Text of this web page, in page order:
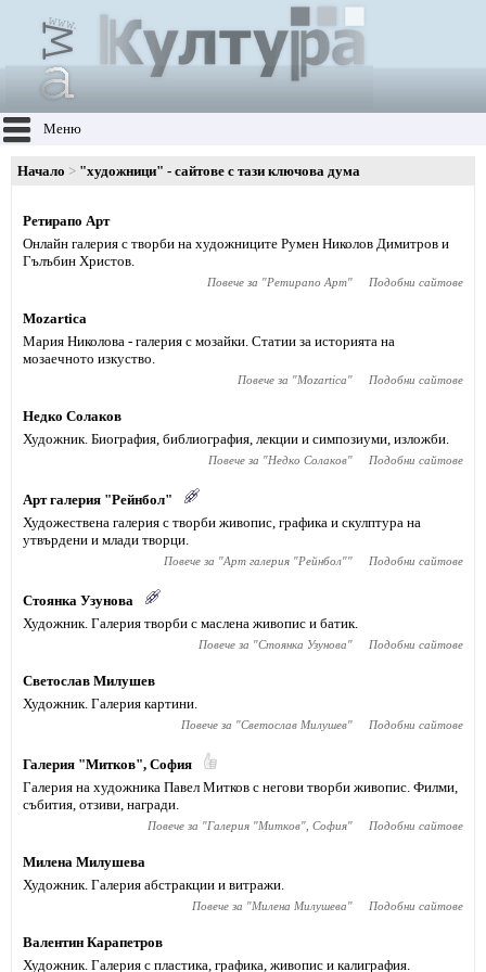
Меню
Начало "художници" - сайтове с тази ключова дума
Ретирапо Арт
Онлайн галерия с творби на художниците Румен Николов Димитров и
Гълъбин Христов.
Повече за "Ретирапо Арт" Подобни сайтове
Mozartica
Мария Николова - галерия с мозайки. Статии за историята на
мозаечното изкуство.
Повече за "Mozartica" Подобни сайтове
Недко Солаков
Художник. Биография, библиография, лекции и симпозиуми, изложби.
Повече за "Недко Солаков" Подобни сайтове
Арт галерия "Рейнбол"
Художествена галерия с творби живопис, графика и скулптура на
утвърдени и млади творци.
Повече за "Арт галерия "Рейнбол"" Подобни сайтове
Стоянка Узунова
Художник. Галерия творби с маслена живопис и батик.
Повече за "Стоянка Узунова" Подобни сайтове
Светослав Милушев
Художник. Галерия картини.
Повече за "Светослав Милушев" Подобни сайтове
Галерия "Митков", София
Галерия на художника Павел Митков с негови творби живопис. Филми,
събития, отзиви, награди.
Повече за "Галерия "Митков", София" Подобни сайтове
Милена Милушева
Художник. Галерия абстракции и витражи.
Повече за "Милена Милушева" Подобни сайтове
Валентин Карапетров
Художник. Галерия с пластика, графика, живопис и калиграфия.